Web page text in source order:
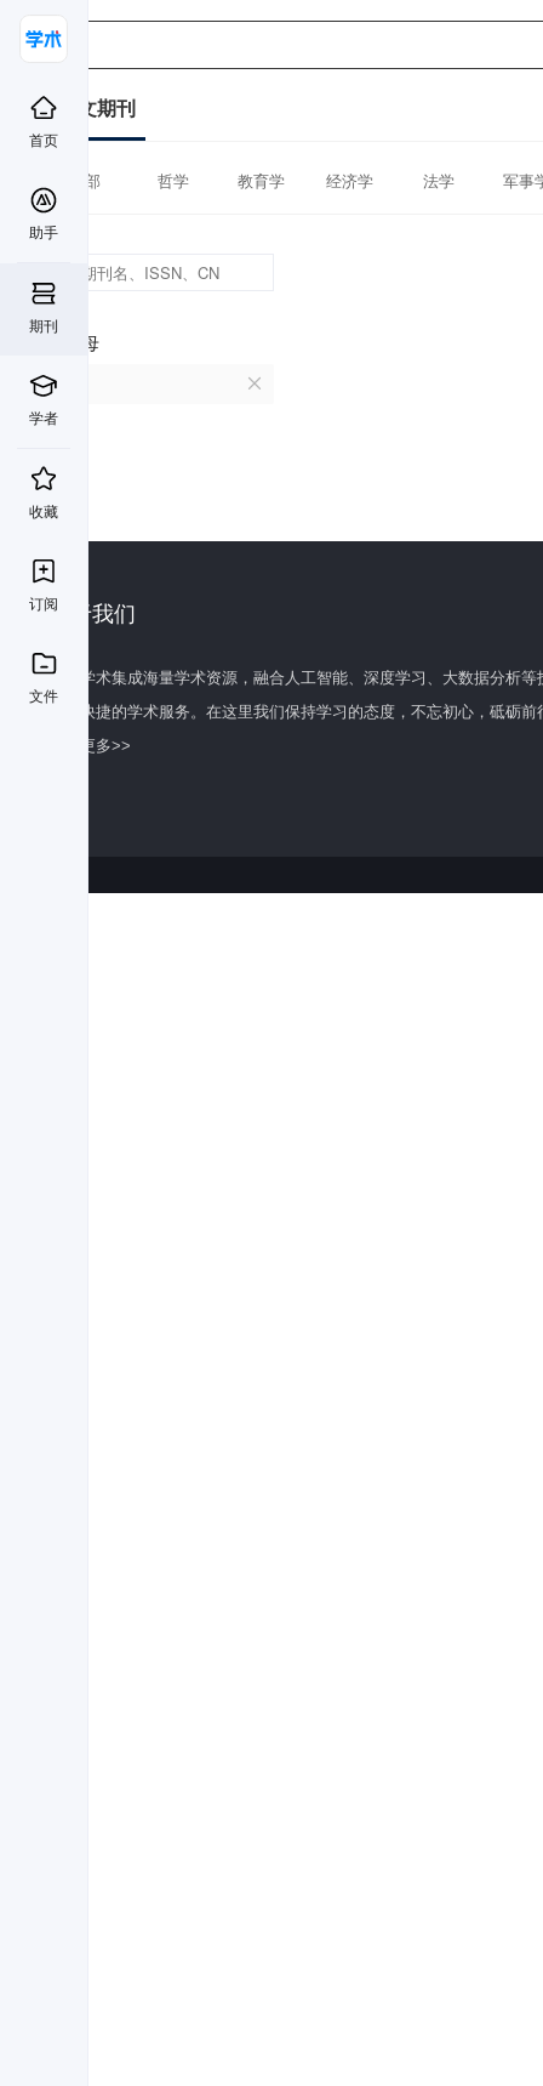
首页
助手
期刊
学者
收藏
订阅
文件
中文期刊
全部 哲学 教育学 经济学 法学 军事
首字母
V
关于我们
百度学术集成海量学术资源，融合人工智能、深度学习、大数据分析
全面快捷的学术服务。在这里我们保持学习的态度，不忘初心，砥砺前
了解更多>>